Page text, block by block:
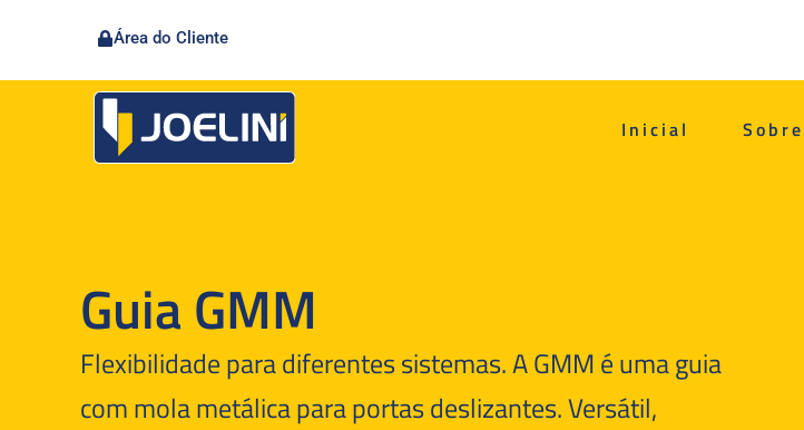
Área do Cliente
Inicial Sobre
Guia GMM
Flexibilidade para diferentes sistemas. A GMM é uma guia
com mola metálica para portas deslizantes. Versátil,